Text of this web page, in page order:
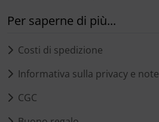
Per saperne di più...
Costi di spedizione
Informativa sulla privacy e note
CGC